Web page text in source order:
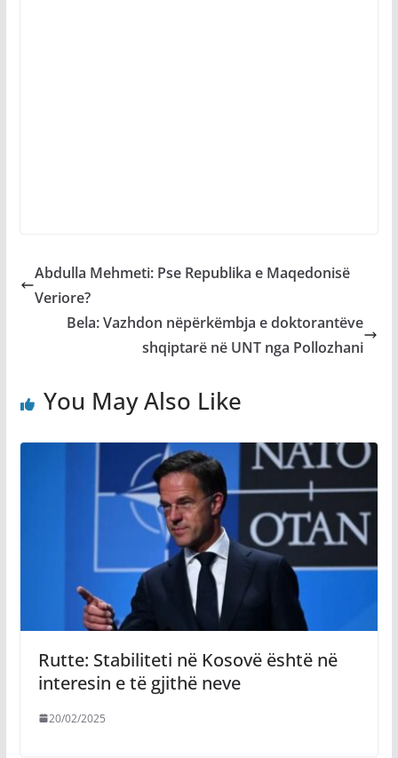
Abdulla Mehmeti: Pse Republika e Maqedonisë
Veriore?
Bela: Vazhdon nëpërkëmbja e doktorantëve
shqiptarë në UNT nga Pollozhani
You May Also Like
Rutte: Stabiliteti në Kosovë është në
interesin e të gjithë neve
20/02/2025